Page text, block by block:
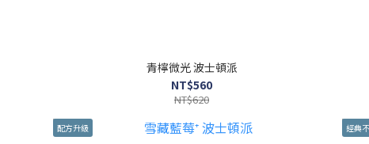
青檸微光 波士頓派
NT$560
NT$620
配方升級 經典